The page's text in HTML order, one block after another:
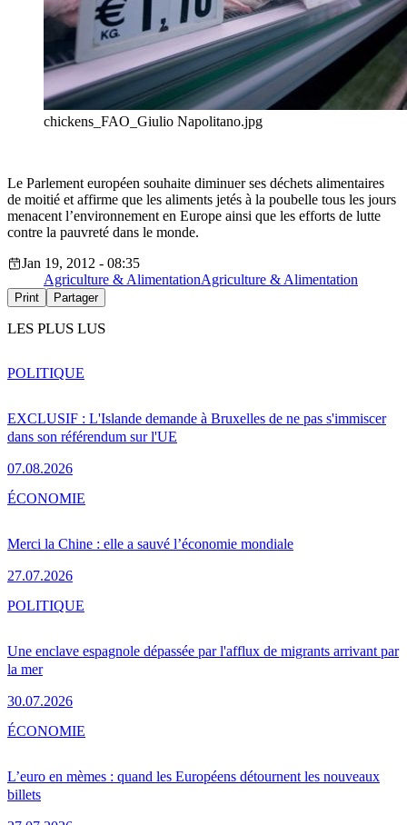
chickens_FAO_Giulio Napolitano.jpg
Le Parlement européen souhaite diminuer ses déchets alimentaires
de moitié et affirme que les aliments jetés à la poubelle tous les jours
menacent l’environnement en Europe ainsi que les efforts de lutte
contre la pauvreté dans le monde.
Jan 19, 2012 - 08:35
Agriculture & AlimentationAgriculture & Alimentation
Print Partager
LES PLUS LUS
EXCLUSIF : L'Islande demande à Bruxelles de ne pas s'immiscer
dans son référendum sur l'UE
07.08.2026
POLITIQUE
Merci la Chine : elle a sauvé l’économie mondiale
27.07.2026
ÉCONOMIE
Une enclave espagnole dépassée par l'afflux de migrants arrivant par
la mer
30.07.2026
POLITIQUE
L’euro en mèmes : quand les Européens détournent les nouveaux
billets
ÉCONOMIE